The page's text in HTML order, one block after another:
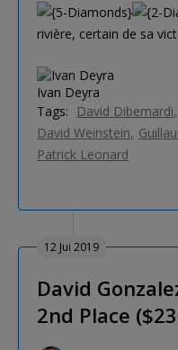
rivière, certain de sa
Ivan Deyra
Tags:
David Dibernardi
David Weinstein
Patrick Leonard
12 Jui 2019
David
2nd Place